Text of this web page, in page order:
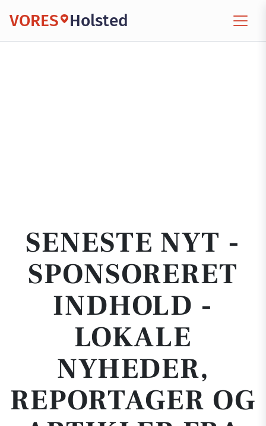
VORES Holsted
SENESTE NYT -
SPONSORERET
INDHOLD -
LOKALE
NYHEDER,
REPORTAGER OG